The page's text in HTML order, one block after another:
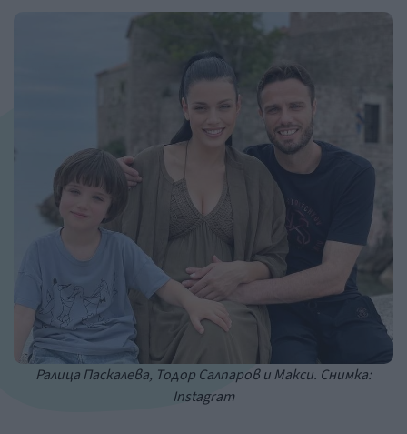
Ралица Паскалева, Тодор Салпаров и Макси. Снимка:
Instagram